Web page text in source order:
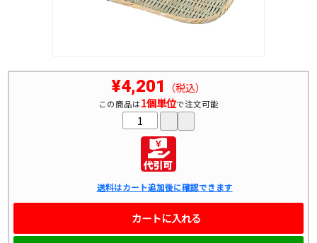
¥4,201 （税込）
この商品は1個単位で注文可能
送料はカート追加後に確認できます
カートに入れる